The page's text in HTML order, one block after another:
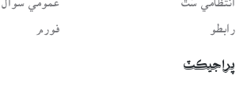
رابطو فورم
پراجيڪٽ